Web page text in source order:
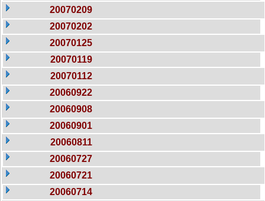
20070209
20070202
20070125
20070119
20070112
20060922
20060908
20060901
20060811
20060727
20060721
20060714